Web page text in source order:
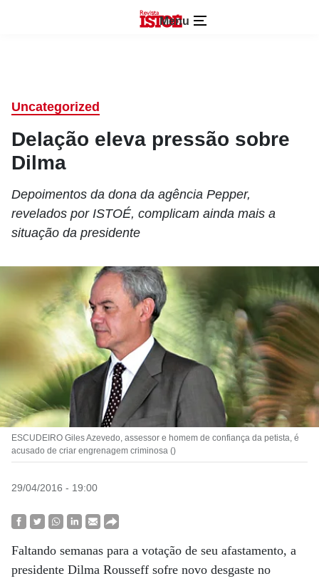
Menu
Uncategorized
Delação eleva pressão sobre
Dilma
Depoimentos da dona da agência Pepper,
revelados por ISTOÉ, complicam ainda mais a
situação da presidente
ESCUDEIRO Giles Azevedo, assessor e homem de confiança da petista, é
acusado de criar engrenagem criminosa ()
29/04/2016 - 19:00
Faltando semanas para a votação de seu afastamento, a
presidente Dilma Rousseff sofre novo desgaste no